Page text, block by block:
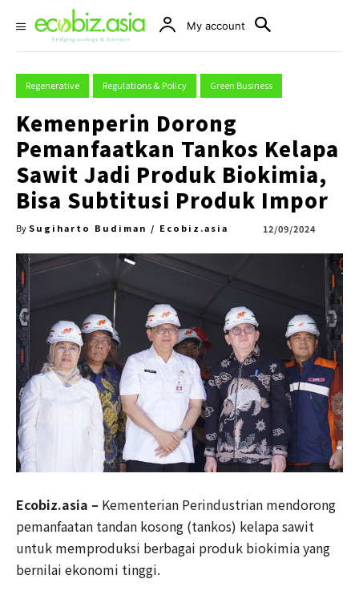
My account
Regenerative Regulations & Policy Green Business
Kemenperin Dorong
Pemanfaatkan Tankos Kelapa
Sawit Jadi Produk Biokimia,
Bisa Subtitusi Produk Impor
By Sugiharto Budiman / Ecobiz.asia 12/09/2024
Ecobiz.asia – Kementerian Perindustrian mendorong
pemanfaatan tandan kosong (tankos) kelapa sawit
untuk memproduksi berbagai produk biokimia yang
bernilai ekonomi tinggi.